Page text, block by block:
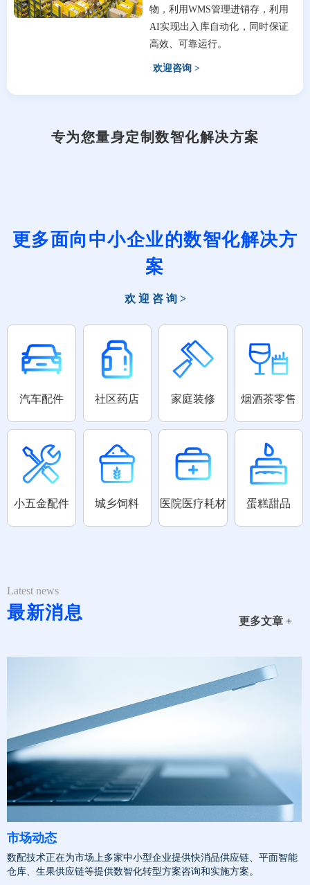
物，利用WMS管理进销存，利用
AI实现出入库自动化，同时保证
高效、可靠运行。
欢迎咨询 >
专为您量身定制数智化解决方案
更多面向中小企业的数智化解决方
案
汽车配件 社区药店 家庭装修 烟酒茶零售
小五金配件 城乡饲料 医院医疗耗材 蛋糕甜品
欢 迎 咨 询 >
Latest news
最新消息 更多文章 +
市场动态
数配技术正在为市场上多家中小型企业提供快消品供应链、平面智能
仓库、生果供应链等提供数智化转型方案咨询和实施方案。